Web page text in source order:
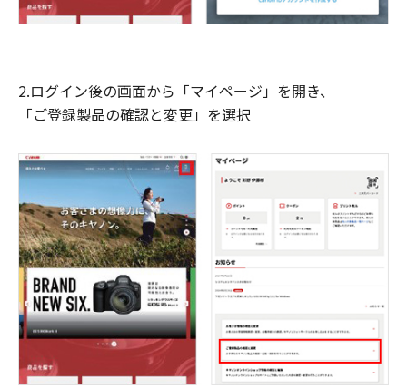
2.ログイン後の画面から「マイページ」を開き、
「ご登録製品の確認と変更」を選択